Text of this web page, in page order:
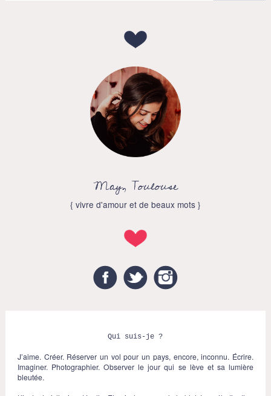
May, Toulouse
{ vivre d'amour et de beaux mots }
FacebookTwitter
Qui suis-je ?
J’aime. Créer. Réserver un vol pour un pays, encore, inconnu. Écrire.
Imaginer. Photographier. Observer le jour qui se lève et sa lumière
bleutée.